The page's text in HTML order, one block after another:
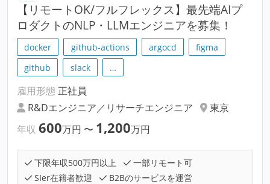
【リモートOK/フルフレックス】最先端AIプ
ロダクトのNLP・LLMエンジニアを募集！
docker github-actions argocd
figma
github
slack …
雇用形態 正社員
R&Dエンジニア／リサーチエンジニア
東京
年収 600万円 〜 1,200万円
下限年収500万円以上
一部リモート可
SIer在籍者歓迎
B2Bのサービスを運営